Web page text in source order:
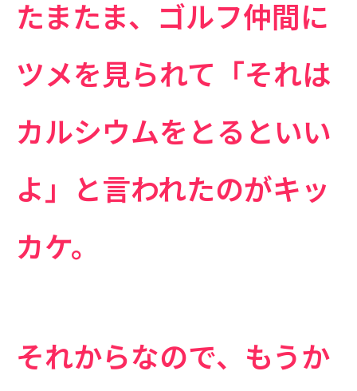
たまたま、ゴルフ仲間に
ツメを見られて「それは
カルシウムをとるといい
よ」と言われたのがキッ
カケ。
それからなので、もうか